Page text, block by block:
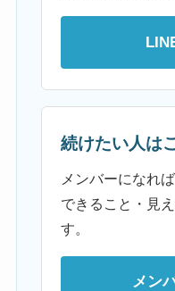
続けたい人は
メンバーになれ
できること・見
す。
メン